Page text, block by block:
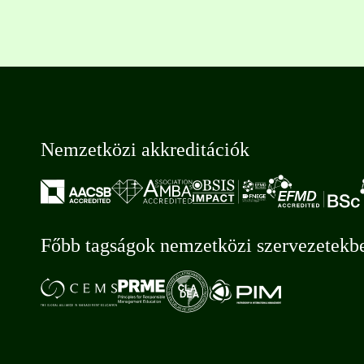
Nemzetközi akkreditációk
Főbb tagságok nemzetközi